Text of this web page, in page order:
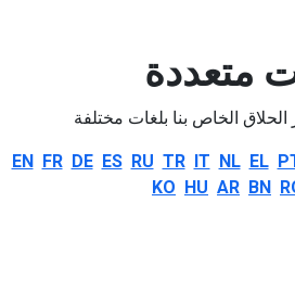
متعددة
EN FR DE ES RU TR IT NL EL
KO HU AR BN